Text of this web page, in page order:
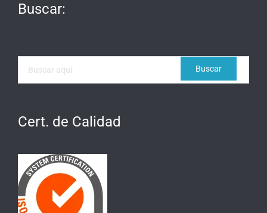
Buscar:
Cert. de Calidad